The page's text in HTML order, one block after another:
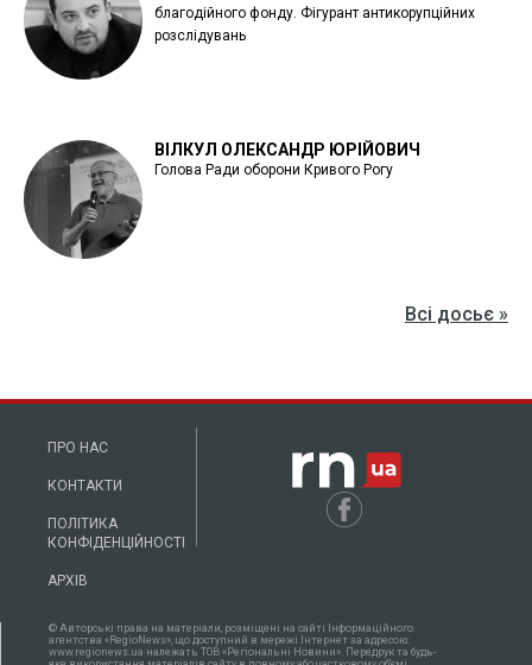
благодійного фонду. Фігурант антикорупційних
розслідувань
ВІЛКУЛ ОЛЕКСАНДР ЮРІЙОВИЧ
Голова Ради оборони Кривого Рогу
Всі досьє »
ПРО НАС
КОНТАКТИ
ПОЛІТИКА
КОНФІДЕНЦІЙНОСТІ
АРХІВ
© Авторські права на матеріали, розміщені на сайті Інформаційного
агентства «RegioNews», що доступний в мережі Інтернет за адресою:
www.regionews.ua належать ТОВ «Регіональні Новини». Передрук та будь-